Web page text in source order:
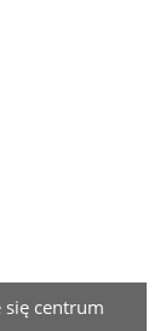
się centrum